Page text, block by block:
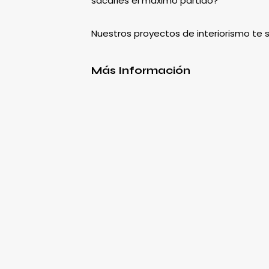
Nuestros proyectos de interiorismo te
Más Información